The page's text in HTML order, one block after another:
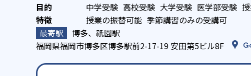
中学受験 高校受験 大学受験 医学部受験
授業の振替可能 季節講習のみの受講可
博多、祇園駅
福岡県福岡市博多区博多駅前2-17-19 安田第5ビル8F